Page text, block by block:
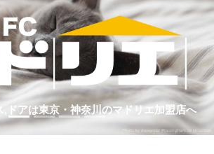
,ドアは東京・神奈川のマドリエ加盟店へ